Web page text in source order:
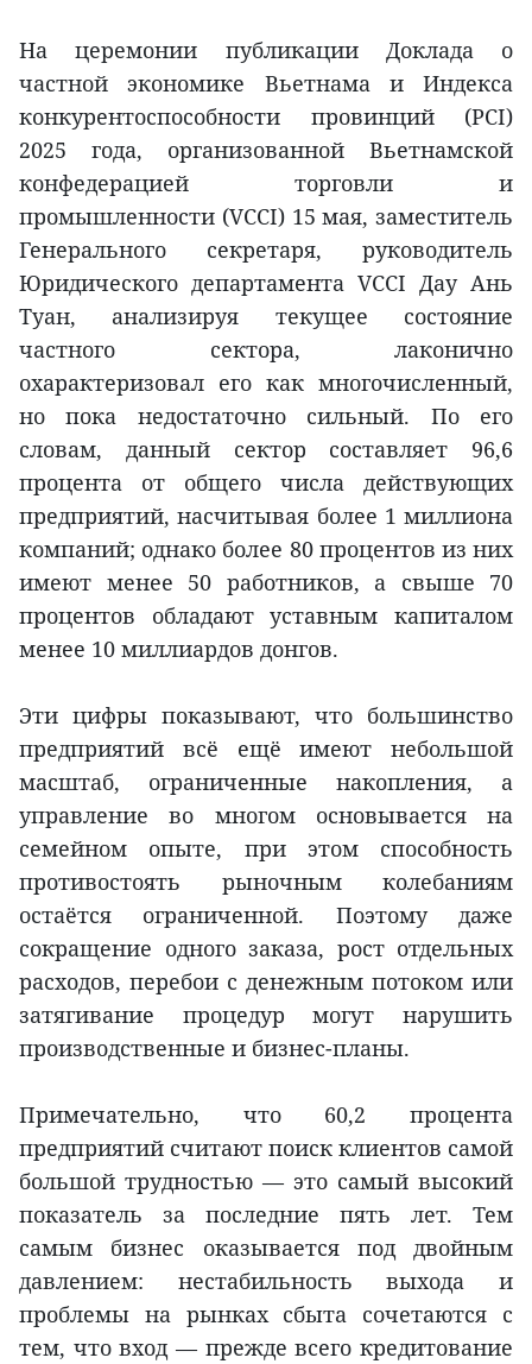
На церемонии публикации Доклада о
частной экономике Вьетнама и Индекса
конкурентоспособности провинций (PCI)
2025 года, организованной Вьетнамской
конфедерацией торговли и
промышленности (VCCI) 15 мая, заместитель
Генерального секретаря, руководитель
Юридического департамента VCCI Дау Ань
Туан, анализируя текущее состояние
частного сектора, лаконично
охарактеризовал его как многочисленный,
но пока недостаточно сильный. По его
словам, данный сектор составляет 96,6
процента от общего числа действующих
предприятий, насчитывая более 1 миллиона
компаний; однако более 80 процентов из них
имеют менее 50 работников, а свыше 70
процентов обладают уставным капиталом
менее 10 миллиардов донгов.
Эти цифры показывают, что большинство
предприятий всё ещё имеют небольшой
масштаб, ограниченные накопления, а
управление во многом основывается на
семейном опыте, при этом способность
противостоять рыночным колебаниям
остаётся ограниченной. Поэтому даже
сокращение одного заказа, рост отдельных
расходов, перебои с денежным потоком или
затягивание процедур могут нарушить
производственные и бизнес-планы.
Примечательно, что 60,2 процента
предприятий считают поиск клиентов самой
большой трудностью — это самый высокий
показатель за последние пять лет. Тем
самым бизнес оказывается под двойным
давлением: нестабильность выхода и
проблемы на рынках сбыта сочетаются с
тем, что вход — прежде всего кредитование